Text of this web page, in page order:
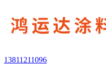
13811211096